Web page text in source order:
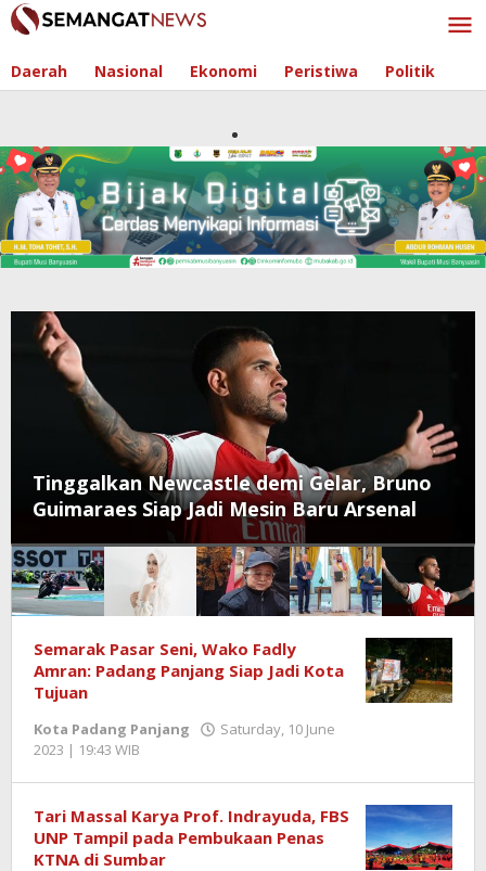
Skip
to
Daerah Nasional Ekonomi Peristiwa Politik
Tinggalkan Newcastle demi Gelar, Bruno
Guimaraes Siap Jadi Mesin Baru Arsenal
Semangat
News
Semarak Pasar Seni, Wako Fadly
Amran: Padang Panjang Siap Jadi Kota
Tujuan
Kota Padang Panjang
Saturday, 10 June
2023 | 19:43 WIB
Tari Massal Karya Prof. Indrayuda, FBS
UNP Tampil pada Pembukaan Penas
KTNA di Sumbar